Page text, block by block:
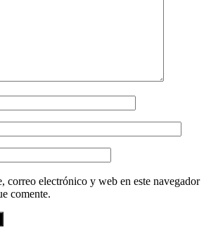
correo electrónico y web en este navegador
comente.